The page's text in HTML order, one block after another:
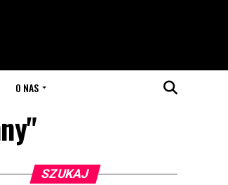
O NAS
SZUKAJ